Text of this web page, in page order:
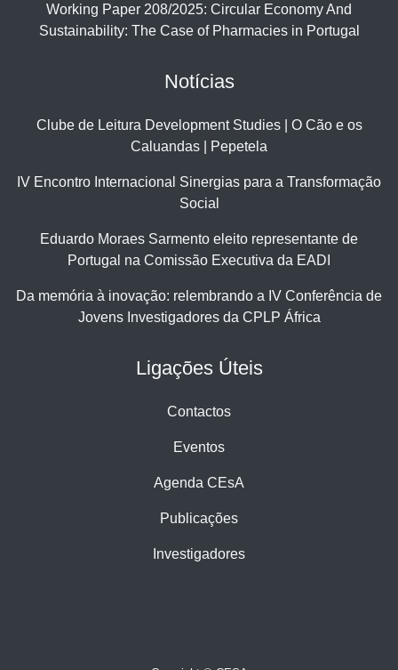
Working Paper 208/2025: Circular Economy And
Sustainability: The Case of Pharmacies in Portugal
Notícias
Clube de Leitura Development Studies | O Cão e os
Caluandas | Pepetela
IV Encontro Internacional Sinergias para a Transformação
Social
Eduardo Moraes Sarmento eleito representante de
Portugal na Comissão Executiva da EADI
Da memória à inovação: relembrando a IV Conferência de
Jovens Investigadores da CPLP África
Ligações Úteis
Contactos
Eventos
Agenda CEsA
Publicações
Investigadores